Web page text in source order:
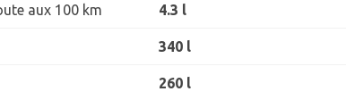
aux 100 km 4.3 l
340 l
260 l